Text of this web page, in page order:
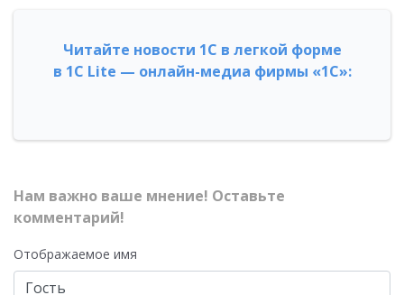
Читайте новости 1С в легкой форме
в 1С Lite — онлайн-медиа фирмы «1С»:
Нам важно ваше мнение! Оставьте
комментарий!
Отображаемое имя